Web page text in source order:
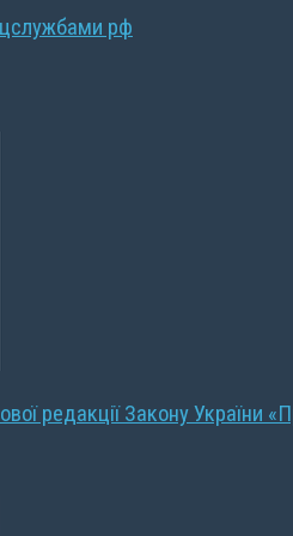
рф
редакції Закону України